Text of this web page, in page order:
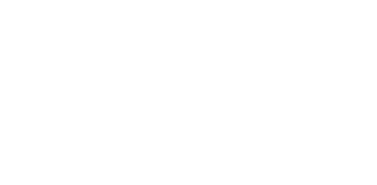
しています